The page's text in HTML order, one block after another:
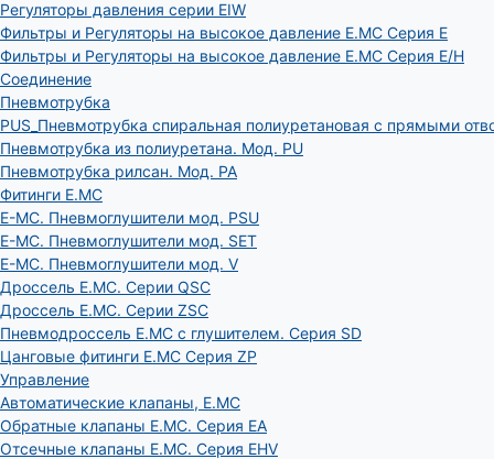
Регуляторы давления серии EIW
Фильтры и Регуляторы на высокое давление E.MC Серия E
Фильтры и Регуляторы на высокое давление E.MC Серия E/H
Соединение
Пневмотрубка
PUS_Пневмотрубка спиральная полиуретановая с прямыми
Пневмотрубка из полиуретана. Мод. РU
Пневмотрубка рилсан. Мод. PA
Фитинги E.MC
E-MC. Пневмоглушители мод. PSU
E-MC. Пневмоглушители мод. SET
E-MC. Пневмоглушители мод. V
Дроссель E.MC. Серии QSC
Дроссель E.MC. Серии ZSC
Пневмодроссель E.MC с глушителем. Серия SD
Цанговые фитинги E.MC Серия ZP
Управление
Автоматические клапаны, Е.МС
Обратные клапаны E.MC. Серия EA
Отсечные клапаны E.MC. Серия EHV